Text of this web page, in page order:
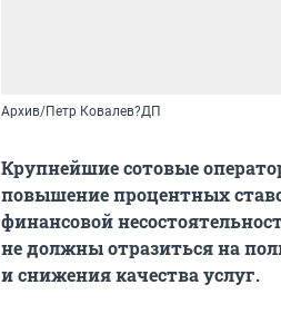
Архив/Петр Ковалев?ДП
Крупнейшие сотовые
повышение процентных
финансовой
не должны отразиться на
и снижения качества услуг.